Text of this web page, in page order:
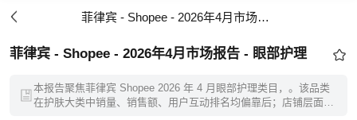
菲律宾 - Shopee - 2026年4月市场报告 - 眼部护理
菲律宾 - Shopee - 2026年4月市场报告 - 眼部护理
本报告聚焦菲律宾 Shopee 2026 年 4 月眼部护理类目，。该品类
在护肤大类中销量、销售额、用户互动排名均偏靠后；店铺层面涨